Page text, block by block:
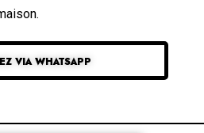
VIA WHATSAPP